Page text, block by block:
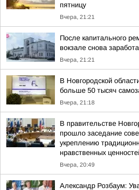
пятницу
Вчера, 21:21
После капитального
вокзале снова
Вчера, 21:21
В Новгородской
больше 50 тысяч
Вчера, 21:18
В правительстве
прошло заседание
укреплению
нравственных
Вчера, 20:49
Александр Розбаум: